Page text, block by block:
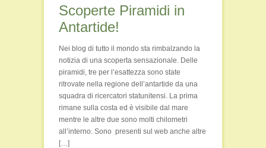
Scoperte Piramidi in
Antartide!
Nei blog di tutto il mondo sta rimbalzando la
notizia di una scoperta sensazionale. Delle
piramidi, tre per l’esattezza sono state
ritrovate nella regione dell’antartide da una
squadra di ricercatori statunitensi. La prima
rimane sulla costa ed è visibile dal mare
mentre le altre due sono molti chilometri
all’interno. Sono presenti sul web anche altre
[…]